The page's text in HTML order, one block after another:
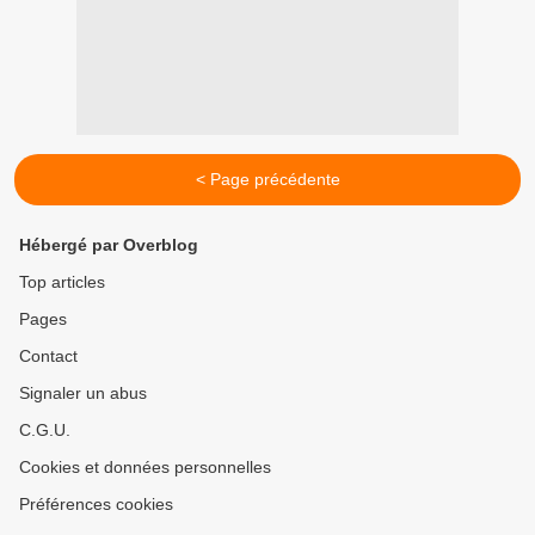
< Page précédente
Hébergé par Overblog
Top articles
Pages
Contact
Signaler un abus
C.G.U.
Cookies et données personnelles
Préférences cookies